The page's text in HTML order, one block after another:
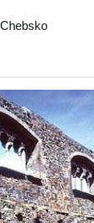
Chebsko